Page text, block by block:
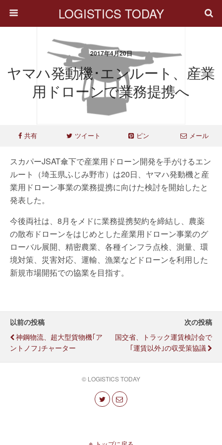
LOGISTICS TODAY
2017年4月20日
ヤマハ発動機･エンルート、産業
用ドローンで業務提携へ
共有 ツイート ピン メール
スカパーJSAT傘下で産業用ドローン開発を手がけるエン
ルート（埼玉県ふじみ野市）は20日、ヤマハ発動機と産
業用ドローン事業の業務提携に向けた検討を開始したと
発表した。
今後両社は、8月をメドに業務提携契約を締結し、農薬
の散布ドローンをはじめとした産業用ドローン事業のグ
ローバル展開、精密農業、各種インフラ点検、測量、環
境対策、災害対応、運輸、漁業などドローンを利用した
新規市場開拓での協業を目指す。
以前の投稿
神鋼物流、超大型貨物機｢ア
ントノフ｣チャーター
次の投稿
国交省、トラック運賃検討会で
｢運賃以外｣の収受策協議
© LOGISTICS TODAY